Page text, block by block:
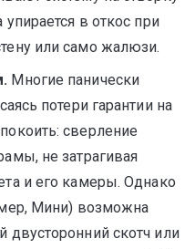
в откос при
или само жалюзи.
Многие панически
потери гарантии на
сверление
не затрагивая
и его камеры. Однако
Мини) возможна
двусторонний скотч или